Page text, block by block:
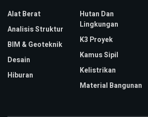
Alat Berat
Analisis Struktur
BIM & Geoteknik
Desain
Hiburan
Hutan Dan
Lingkungan
K3 Proyek
Kamus Sipil
Kelistrikan
Material Bangunan